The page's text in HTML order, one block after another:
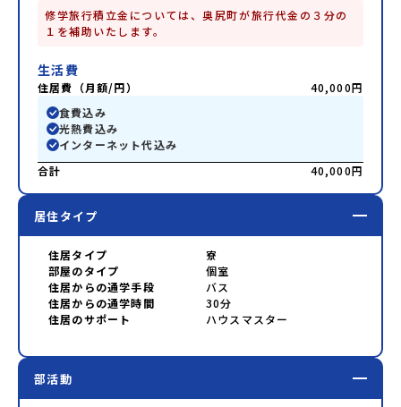
修学旅行積立金については、奥尻町が旅行代金の３分の
１を補助いたします。
生活費
住居費（月額/円）
40,000円
食費込み
光熱費込み
インターネット代込み
合計
40,000円
居住タイプ
住居タイプ
寮
部屋のタイプ
個室
住居からの通学手段
バス
住居からの通学時間
30分
住居のサポート
ハウスマスター
部活動